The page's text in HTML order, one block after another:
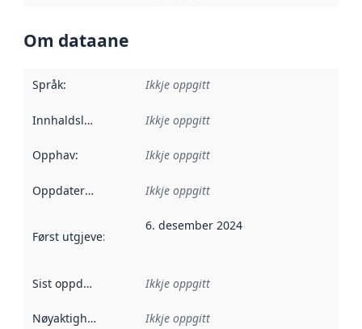
Om dataane
Språk: Ikkje oppgitt
Innhaldsleverandørar :
Ikkje oppgitt
Opphav: Ikkje oppgitt
Oppdateringsfrekvens :
Ikkje oppgitt
Først utgjeve:
6. desember 2024
Sist oppdatert Ikkje oppgitt
Nøyaktigheit Ikkje oppgitt